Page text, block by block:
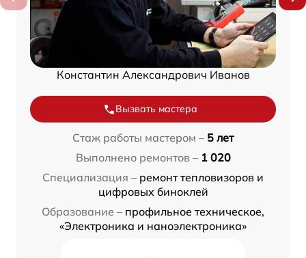
Константин Александрович Иванов
Вызвать мастера
Стаж работы мастером – 5 лет
Выполнено ремонтов – 1 020
Специализация – ремонт тепловизоров и
цифровых биноклей
Образование – профильное техническое,
«Электроника и наноэлектроника»